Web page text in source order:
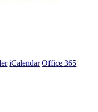
iCalendar Office 365